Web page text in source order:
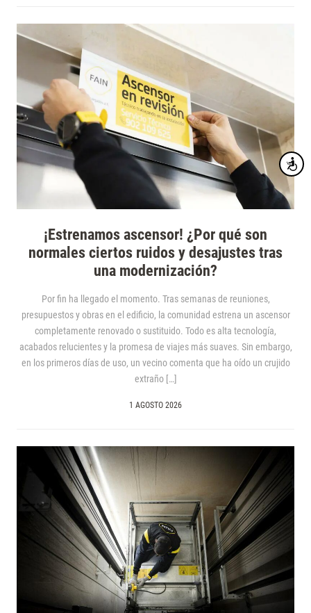
¡Estrenamos ascensor! ¿Por qué son
normales ciertos ruidos y desajustes tras
una modernización?
Por fin ha llegado el momento. Tras semanas de reuniones,
presupuestos y obras en el edificio, la comunidad estrena un ascensor
completamente renovado o sustituido. Todo es alta tecnología,
acabados relucientes y la promesa de viajes más suaves. Sin embargo,
en los primeros días de uso, un vecino comenta que ha oído un crujido
extraño […]
1 AGOSTO 2026